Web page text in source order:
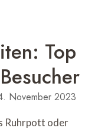
Top
November 2023
Ruhrpott oder